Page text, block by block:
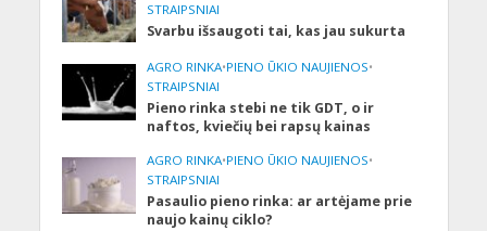
STRAIPSNIAI
Svarbu išsaugoti tai, kas jau sukurta
AGRO RINKA•PIENO ŪKIO NAUJIENOS•
STRAIPSNIAI
Pieno rinka stebi ne tik GDT, o ir
naftos, kviečių bei rapsų kainas
AGRO RINKA•PIENO ŪKIO NAUJIENOS•
STRAIPSNIAI
Pasaulio pieno rinka: ar artėjame prie
naujo kainų ciklo?